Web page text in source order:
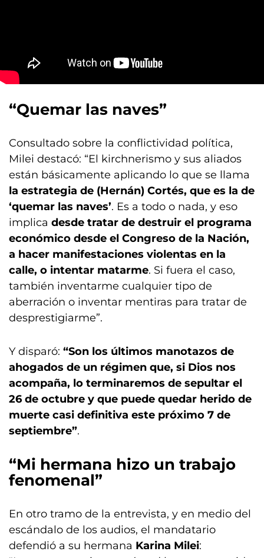
“Quemar las naves”
Consultado sobre la conflictividad política,
Milei destacó: “El kirchnerismo y sus aliados
están básicamente aplicando lo que se llama
la estrategia de (Hernán) Cortés, que es la de
‘quemar las naves’. Es a todo o nada, y eso
implica desde tratar de destruir el programa
económico desde el Congreso de la Nación,
a hacer manifestaciones violentas en la
calle, o intentar matarme. Si fuera el caso,
también inventarme cualquier tipo de
aberración o inventar mentiras para tratar de
desprestigiarme”.
Y disparó: “Son los últimos manotazos de
ahogados de un régimen que, si Dios nos
acompaña, lo terminaremos de sepultar el
26 de octubre y que puede quedar herido de
muerte casi definitiva este próximo 7 de
septiembre”.
“Mi hermana hizo un trabajo
fenomenal”
En otro tramo de la entrevista, y en medio del
escándalo de los audios, el mandatario
defendió a su hermana Karina Milei: